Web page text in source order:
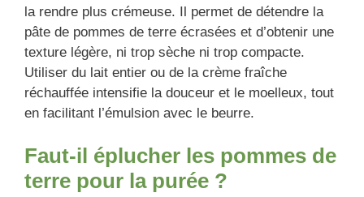
la rendre plus crémeuse. Il permet de détendre la
pâte de pommes de terre écrasées et d’obtenir une
texture légère, ni trop sèche ni trop compacte.
Utiliser du lait entier ou de la crème fraîche
réchauffée intensifie la douceur et le moelleux, tout
en facilitant l’émulsion avec le beurre.
Faut-il éplucher les pommes de
terre pour la purée ?